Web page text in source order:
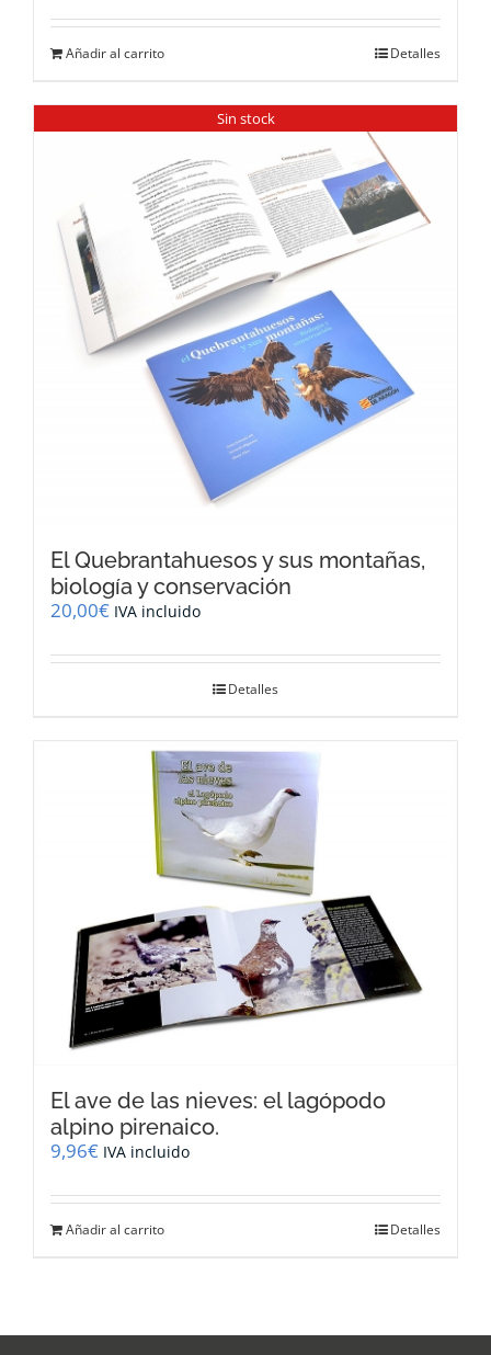
Añadir al carrito Detalles
Sin stock
El Quebrantahuesos y sus montañas,
biología y conservación
20,00€ IVA incluido
Detalles
El ave de las nieves: el lagópodo
alpino pirenaico.
9,96€ IVA incluido
Añadir al carrito Detalles